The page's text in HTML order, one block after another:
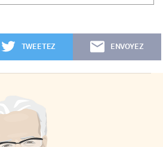
TWEETEZ ENVOYEZ